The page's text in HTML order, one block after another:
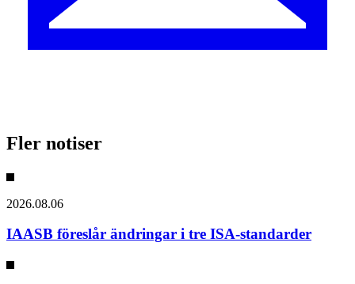
Fler notiser
2026.08.06
IAASB föreslår ändringar i tre ISA-standarder